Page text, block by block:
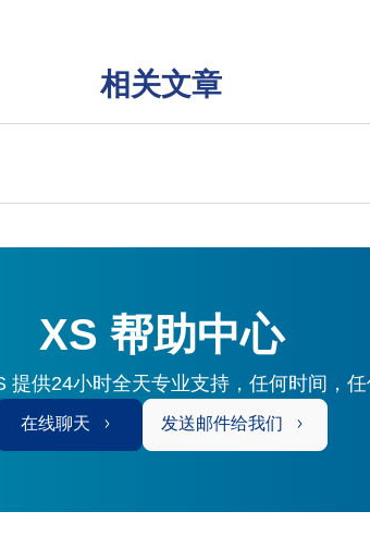
相关文章
XS 帮助中心
提供24小时全天专业支持，任何时间，任
在线聊天 发送邮件给我们